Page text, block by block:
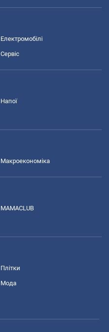
Електромобілі
Сервіс
Напої
Макроекономіка
MAMACLUB
Плітки
Мода